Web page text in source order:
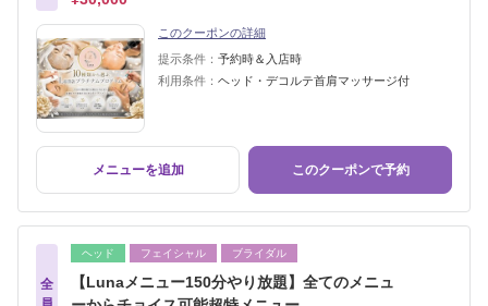
このクーポンの詳細
提示条件： 予約時＆入店時
利用条件： ヘッド・デコルテ首肩マッサージ付
メニューを追加 このクーポンで予約
全
ヘッド フェイシャル ブライダル
【Lunaメニュー150分やり放題】全てのメニュ